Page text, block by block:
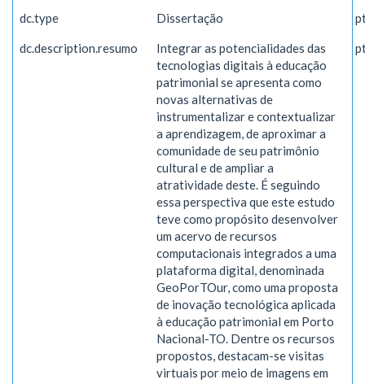
dc.type Dissertação
dc.description.resumo
Integrar as potencialidades das
tecnologias digitais à educação
patrimonial se apresenta como
novas alternativas de
instrumentalizar e contextualizar
a aprendizagem, de aproximar a
comunidade de seu patrimônio
cultural e de ampliar a
atratividade deste. É seguindo
essa perspectiva que este estudo
teve como propósito desenvolver
um acervo de recursos
computacionais integrados a uma
plataforma digital, denominada
GeoPorTOur, como uma proposta
de inovação tecnológica aplicada
à educação patrimonial em Porto
Nacional-TO. Dentre os recursos
propostos, destacam-se visitas
virtuais por meio de imagens em